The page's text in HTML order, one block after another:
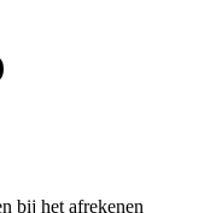
bij het afrekenen